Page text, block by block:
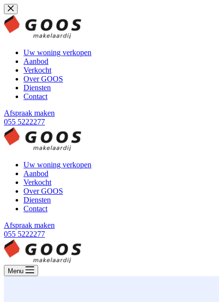
Ga
naar
de
inhoud
Uw woning verkopen
Aanbod
Verkocht
Over GOOS
Diensten
Contact
Afspraak maken
055 5222277
Uw woning verkopen
Aanbod
Verkocht
Over GOOS
Diensten
Contact
Afspraak maken
055 5222277
Menu